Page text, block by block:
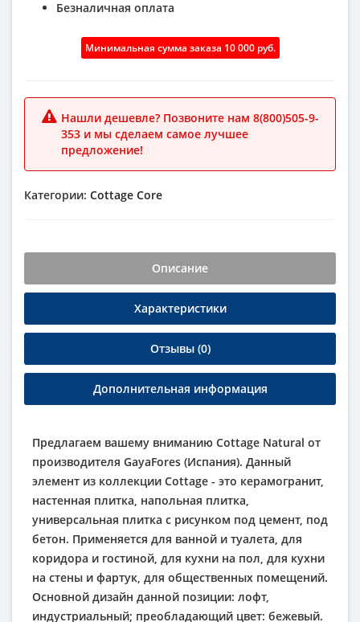
Безналичная оплата
Минимальная сумма заказа 10 000 руб.
Нашли дешевле? Позвоните нам 8(800)505-9-
353 и мы сделаем самое лучшее
предложение!
Категории: Cottage Core
Описание
Характеристики
Отзывы (0)
Дополнительная информация
Предлагаем вашему вниманию Cottage Natural от
производителя GayaFores (Испания). Данный
элемент из коллекции Cottage - это керамогранит,
настенная плитка, напольная плитка,
универсальная плитка с рисунком под цемент, под
бетон. Применяется для ванной и туалета, для
коридора и гостиной, для кухни на пол, для кухни
на стены и фартук, для общественных помещений.
Основной дизайн данной позиции: лофт,
индустриальный; преобладающий цвет: бежевый.